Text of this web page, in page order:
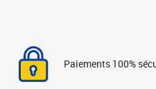
Paiements 100%